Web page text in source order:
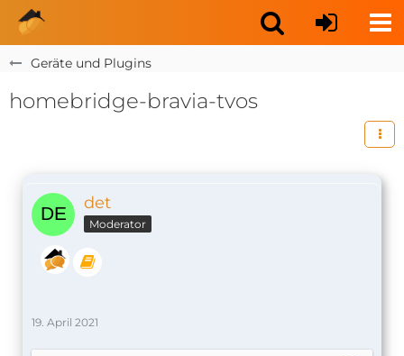
Geräte und Plugins
homebridge-bravia-tvos
det
Moderator
19. April 2021